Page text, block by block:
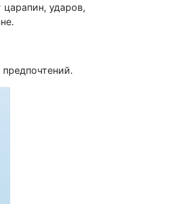
ударов,